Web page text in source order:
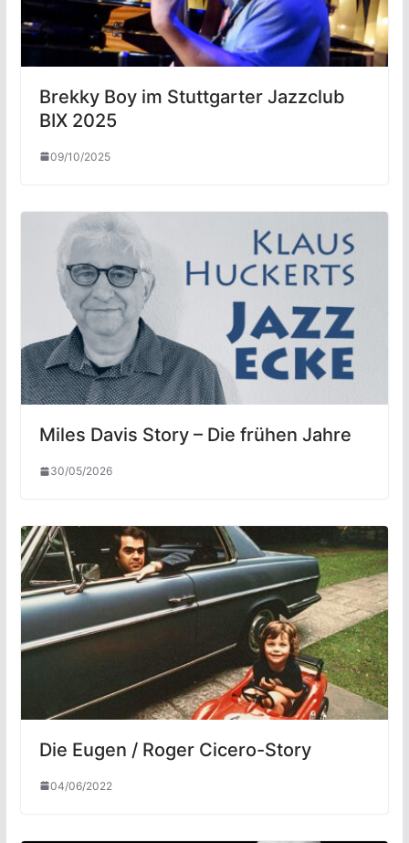
Brekky Boy im Stuttgarter Jazzclub
BIX 2025
09/10/2025
Miles Davis Story – Die frühen Jahre
30/05/2026
Die Eugen / Roger Cicero-Story
04/06/2022